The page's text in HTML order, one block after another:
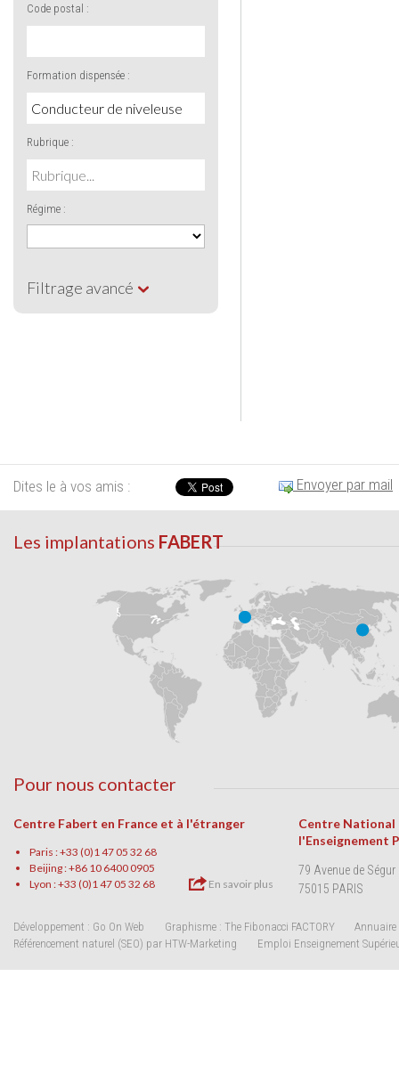
Code postal :
Formation dispensée :
Rubrique :
Régime :
Filtrage avancé
Dites le à vos amis : Envoyer par mail
Les implantations FABERT
Pour nous contacter
Centre Fabert en France et à l'étranger
Paris : +33 (0)1 47 05 32 68
Beijing : +86 10 6400 0905
Lyon : +33 (0)1 47 05 32 68
En savoir plus
Centre National
l'Enseignement
79 Avenue de Ségur
75015 PARIS
Développement : Go On Web Graphisme : The Fibonacci FACTORY
Annuaire
Référencement naturel (SEO) par HTW-Marketing
Emploi Enseignement